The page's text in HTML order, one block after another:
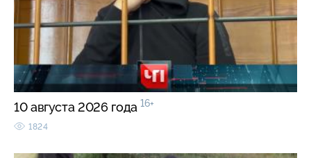
10 августа 2026 года 16+
1824